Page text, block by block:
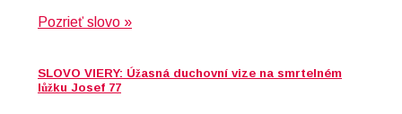
Pozrieť slovo »
SLOVO VIERY: Úžasná duchovní vize na smrtelném
lůžku Josef 77